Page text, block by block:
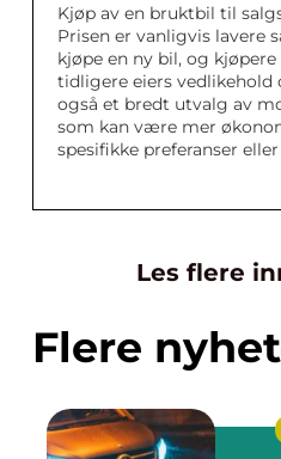
Kjøp av en bruktbil til
Prisen er vanligvis lavere
kjøpe en ny bil, og
tidligere eiers vedlikehold
også et bredt utvalg av
som kan være mer
spesifikke preferanser
Les flere
Flere